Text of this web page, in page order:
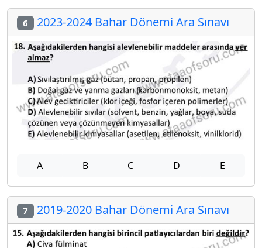
6 2023-2024 Bahar Dönemi Ara Sınavı
A B C D E
7 2019-2020 Bahar Dönemi Ara Sınavı